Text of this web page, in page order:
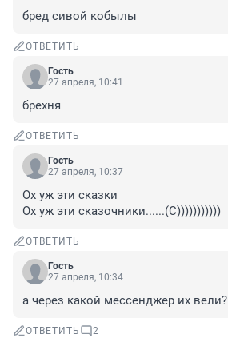
бред сивой кобылы
ОТВЕТИТЬ
Гость
27 апреля, 10:41
брехня
ОТВЕТИТЬ
Гость
27 апреля, 10:37
Ох уж эти сказки
Ох уж эти сказочники......(С)))))))))))
ОТВЕТИТЬ
Гость
27 апреля, 10:34
а через какой мессенджер их вели?
ОТВЕТИТЬ 2